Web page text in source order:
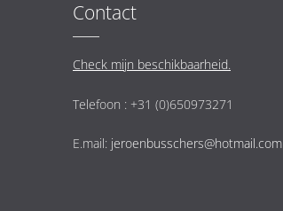
Contact
Check mijn beschikbaarheid.
Telefoon : +31 (0)650973271
E.mail: jeroenbusschers@hotmail.com